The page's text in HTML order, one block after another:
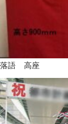
落語 高座